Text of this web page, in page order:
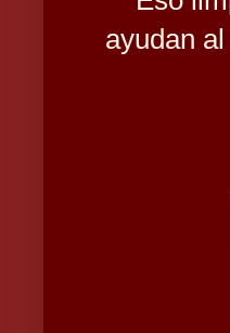
ayudan